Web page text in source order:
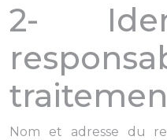
2-
Nom et adresse du